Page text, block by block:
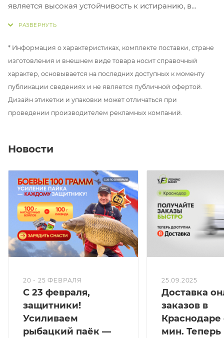
является высокая устойчивость к истиранию, в
данные характеристики привлекут внимание
Размотка, м: 150
Разрывная нагрузка, кг: 15
* Информация о характеристиках, комплекте поставки, стране
изготовления и внешнем виде товара носит справочный
характер, основывается на последних доступных к моменту
публикации сведениях и не является публичной офертой.
Дизайн этикетки и упаковки может отличаться при
проведении производителем рекламных компаний.
Новости
20 - 25 ФЕВРАЛЯ
С 23 февраля,
защитники!
Усиливаем
рыбацкий паёк —
25.09.2025
Доставка
заказов в
Краснодаре
мин. Теперь